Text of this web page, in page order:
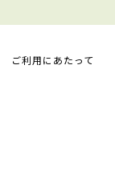
ご利用にあたって